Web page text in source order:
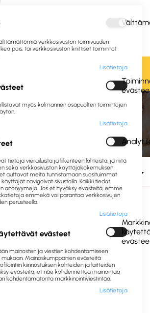
Kirjaudu sisään tai
Siivousvälineet
Ikkunanpesuvälineet
Ikkunankuivaimet
verkkosivuston toimivuuden
pois, tai verkkosivuston kriittiset toiminnot
Lisätietoja
myös kolmannen osapuolten toimintojen
Lisätietoja
tietoja vierailuista ja liikenteen lähteistä, ja niitä
sekä verkkosivuston käyttäjäkokemuksen
auttavat meitä tunnistamaan suosituimmat
navigoivat sivustolla. Kaikki tiedot
anonyymejä. Jos et hyväksy evästeitä, emme
emmekä voi parantaa verkkosivujen
perusteella.
Lisätietoja
evästeet
mainosten ja viestien kohdentamiseen
Mainoskumppanien evästeitä
kiinnostuksen kohteiden ja laitteiden
evästeitä, et näe kohdennettua mainontaa
kohdentamatonta markkinointiviestintää.
Lisätietoja